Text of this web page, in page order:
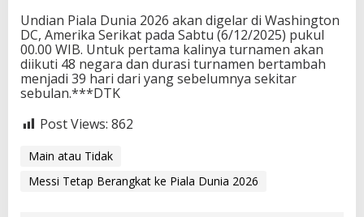
Undian Piala Dunia 2026 akan digelar di Washington
DC, Amerika Serikat pada Sabtu (6/12/2025) pukul
00.00 WIB. Untuk pertama kalinya turnamen akan
diikuti 48 negara dan durasi turnamen bertambah
menjadi 39 hari dari yang sebelumnya sekitar
sebulan.***DTK
Post Views: 862
Main atau Tidak
Messi Tetap Berangkat ke Piala Dunia 2026